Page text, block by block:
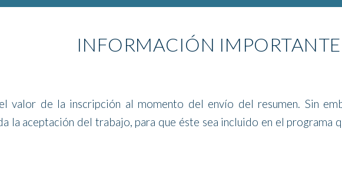
INFORMACIÓN IMPORTANTE
valor de la inscripción al momento del envío del resumen. Sin
la aceptación del trabajo, para que éste sea incluido en el programa